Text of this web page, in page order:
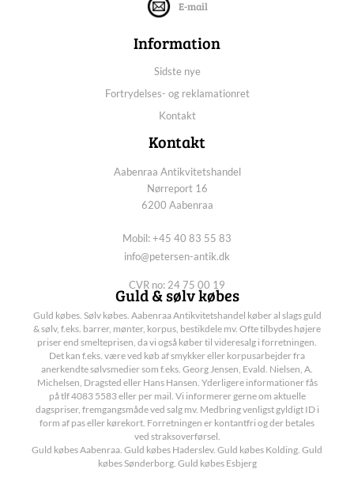
E-mail
Information
Sidste nye
Fortrydelses- og reklamationret
Kontakt
Kontakt
Aabenraa Antikvitetshandel
Nørreport 16
6200 Aabenraa
Mobil: +45 40 83 55 83
info@petersen-antik.dk
CVR no: 24 75 00 19
Guld & sølv købes
Guld købes. Sølv købes. Aabenraa Antikvitetshandel køber al slags guld
& sølv, f.eks. barrer, mønter, korpus, bestikdele mv. Ofte tilbydes højere
priser end smelteprisen, da vi også køber til videresalg i forretningen.
Det kan f.eks. være ved køb af smykker eller korpusarbejder fra
anerkendte sølvsmedier som f.eks. Georg Jensen, Evald. Nielsen, A.
Michelsen, Dragsted eller Hans Hansen. Yderligere informationer fås
på tlf 4083 5583 eller per mail. Vi informerer gerne om aktuelle
dagspriser, fremgangsmåde ved salg mv. Medbring venligst gyldigt ID i
form af pas eller kørekort. Forretningen er kontantfri og der betales
ved straksoverførsel.
Guld købes Aabenraa. Guld købes Haderslev. Guld købes Kolding. Guld
købes Sønderborg. Guld købes Esbjerg